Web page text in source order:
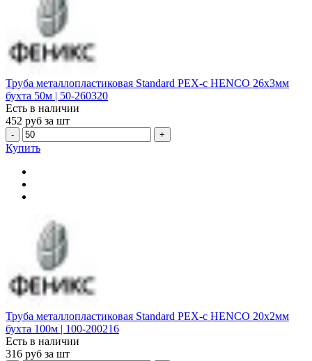
Труба металлопластиковая Standard PEX-c HENCO 26х3мм
бухта 50м | 50-260320
Есть в наличии
452 руб за шт
- +
Купить
Труба металлопластиковая Standard PEX-c HENCO 20х2мм
бухта 100м | 100-200216
Есть в наличии
316 руб за шт